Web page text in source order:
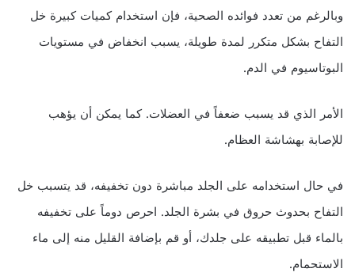
وبالرغم من تعدد فوائده الصحية، فإن استخدام كميات كبيرة خل
التفاح بشكل متكرر لمدة طويلة، يسبب انخفاض في مستويات
البوتاسيوم في الدم.
الأمر الذي قد يسبب ضعفاً في العضلات. كما يمكن أن يؤهب
للإصابة بهشاشة العظام.
في حال استخدامه على الجلد مباشرة دون تخفيفه، قد يتسبب خل
التفاح بحدوث حروق في بشرة الجلد. احرص دوماً على تخفيفه
بالماء قبل تطبيقه على جلدك، أو قم بإضافة القليل منه إلى ماء
الاستحمام.